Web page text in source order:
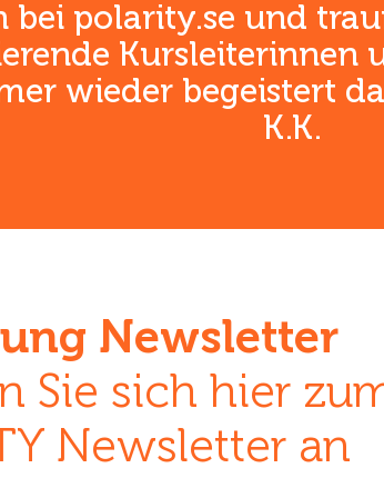
bei polarity.se und
Kursleiterinnen
wieder begeistert
K.K.
Newsletter
Sie sich hier
Newsletter an